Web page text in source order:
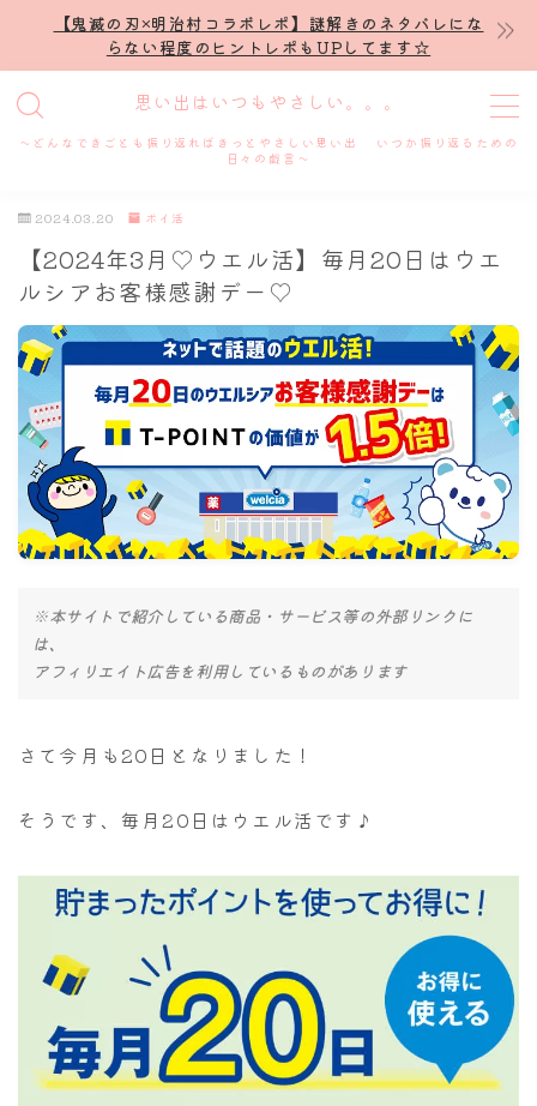
【鬼滅の刃×明治村コラボレポ】謎解きのネタバレにな
らない程度のヒントレポもUPしてます☆
思い出はいつもやさしい。。。
～どんなできごとも振り返ればきっとやさしい思い出 いつか振り返るための
日々の戯言～
MENU
プロフィール
謎解き
ホテル滞在記
舞台・ライブ
名古屋
ナナちゃん人形
2024.03.20 ポイ活
【2024年3月♡ウエル活】毎月20日はウエ
ルシアお客様感謝デー♡
※本サイトで紹介している商品・サービス等の外部リンクに
は、
アフィリエイト広告を利用しているものがあります
さて今月も20日となりました！
そうです、毎月20日はウエル活です♪